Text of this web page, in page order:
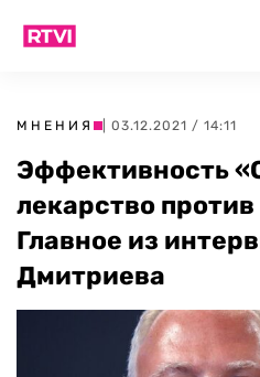
МНЕНИЯ | 03.12.2021 / 14:11
Эффективность
лекарство против
Главное из
Дмитриева